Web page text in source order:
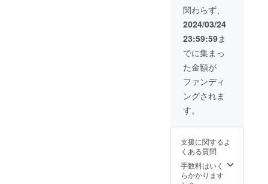
帰るこ
とを想
定した
アイテ
ムを取
り揃え
ていま
す。 備
蓄アイ
テム
品】 ・
吸用補
助具
１セッ
ト ・三
関わらず、
2024/03/24
23:59:59ま
でに集まっ
た金額が
ファンディ
ングされま
す。
支援に関するよ
くある質問
手数料はいく
らかかります